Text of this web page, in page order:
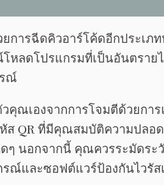
การฉีดคิวอาร์โค้ดอีกประเภ
หลดโปรแกรมที่เป็นอันตรา
ณ์
คุณเองจากการโจมตีด้วยกา
หัส QR ที่มีคุณสมบัติความปลอ
ๆ นอกจากนี้ คุณควรระมัดร
รณ์และซอฟต์แวร์ป้องกันไวรั